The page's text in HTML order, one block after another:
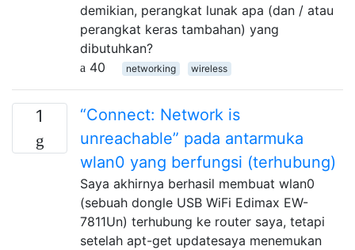
demikian, perangkat lunak apa (dan / atau
perangkat keras tambahan) yang
dibutuhkan?
40
networking wireless
1
“Connect: Network is
unreachable” pada antarmuka
wlan0 yang berfungsi (terhubung)
Saya akhirnya berhasil membuat wlan0
(sebuah dongle USB WiFi Edimax EW-
7811Un) terhubung ke router saya, tetapi
setelah apt-get updatesaya menemukan